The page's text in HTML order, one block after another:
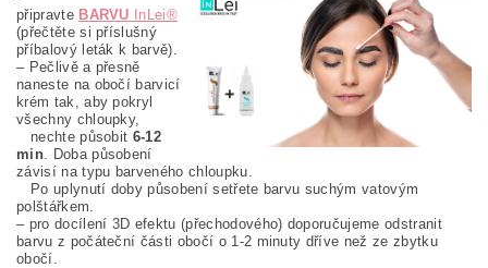
připravte BARVU InLei®
(přečtěte si příslušný
příbalový leták k barvě).
– Pečlivě a přesně
naneste na obočí barvicí
krém tak, aby pokryl
všechny chloupky,
nechte působit 6-12
min. Doba působení
závisí na typu barveného chloupku.
Po uplynutí doby působení setřete barvu suchým vatovým
polštářkem.
– pro docílení 3D efektu (přechodového) doporučujeme odstranit
barvu z počáteční části obočí o 1-2 minuty dříve než ze zbytku
obočí.